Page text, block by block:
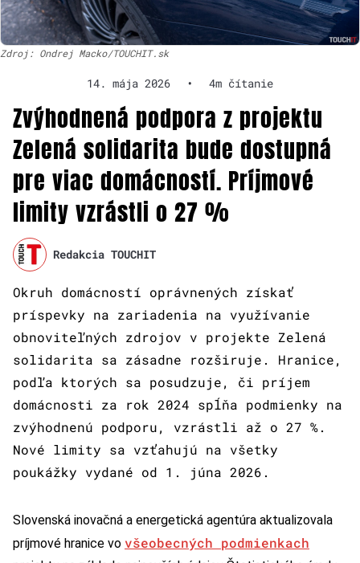
Zdroj: Ondrej Macko/TOUCHIT.sk
14. mája 2026 • 4m čítanie
Zvýhodnená podpora z projektu
Zelená solidarita bude dostupná
pre viac domácností. Príjmové
limity vzrástli o 27 %
Redakcia TOUCHIT
Okruh domácností oprávnených získať
príspevky na zariadenia na využívanie
obnoviteľných zdrojov v projekte Zelená
solidarita sa zásadne rozširuje. Hranice,
podľa ktorých sa posudzuje, či príjem
domácnosti za rok 2024 spĺňa podmienky na
zvýhodnenú podporu, vzrástli až o 27 %.
Nové limity sa vzťahujú na všetky
poukážky vydané od 1. júna 2026.
Slovenská inovačná a energetická agentúra aktualizovala
príjmové hranice vo všeobecných podmienkach